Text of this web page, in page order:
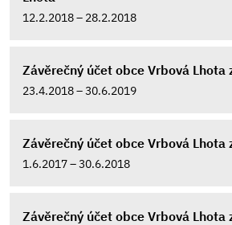
12.2.2018 – 28.2.2018
Závěrečný účet obce Vrbová Lhota
23.4.2018 – 30.6.2019
Závěrečný účet obce Vrbová Lhota
1.6.2017 – 30.6.2018
Závěrečný účet obce Vrbová Lhota